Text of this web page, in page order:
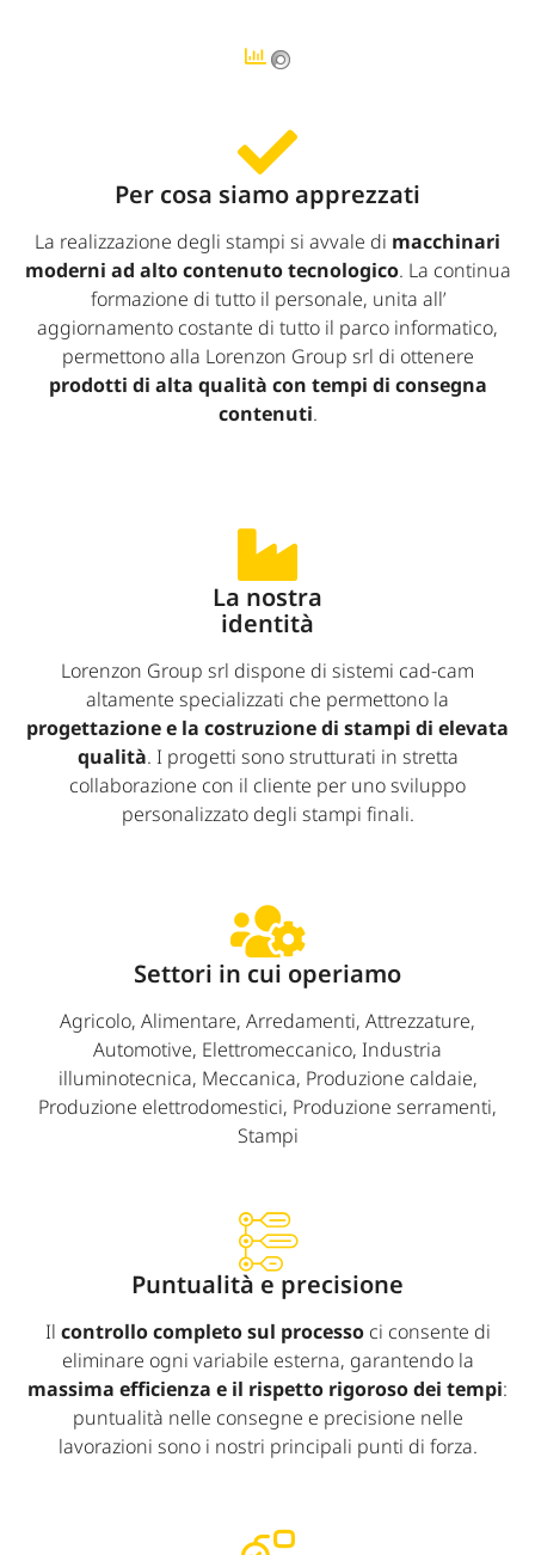
La nostra
identità
Lorenzon Group srl dispone di sistemi cad-cam
altamente specializzati che permettono la
progettazione e la costruzione di stampi di elevata
qualità. I progetti sono strutturati in stretta
collaborazione con il cliente per uno sviluppo
personalizzato degli stampi finali.
Per cosa siamo apprezzati
La realizzazione degli stampi si avvale di macchinari
moderni ad alto contenuto tecnologico. La continua
formazione di tutto il personale, unita all’
aggiornamento costante di tutto il parco informatico,
permettono alla Lorenzon Group srl di ottenere
prodotti di alta qualità con tempi di consegna
contenuti.
Settori in cui operiamo
Agricolo, Alimentare, Arredamenti, Attrezzature,
Automotive, Elettromeccanico, Industria
illuminotecnica, Meccanica, Produzione caldaie,
Produzione elettrodomestici, Produzione serramenti,
Stampi
Puntualità e precisione
Il controllo completo sul processoci consente di
eliminare ogni variabile esterna, garantendo la
massima efficienza e il rispetto rigoroso dei tempi:
puntualità nelle consegne e precisione nelle
lavorazioni sono i nostri principali punti di forza.